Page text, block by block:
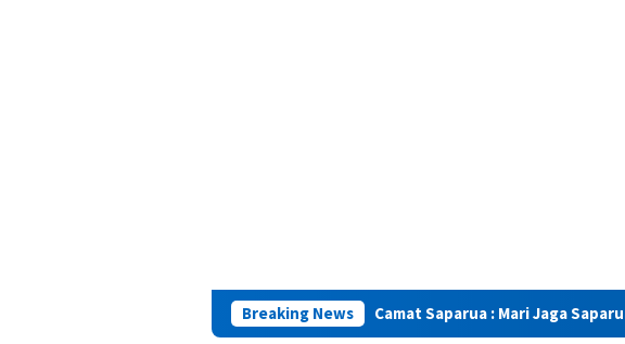
Breaking News
Camat Saparua : Mari Jaga Saparua Tetap Aman,